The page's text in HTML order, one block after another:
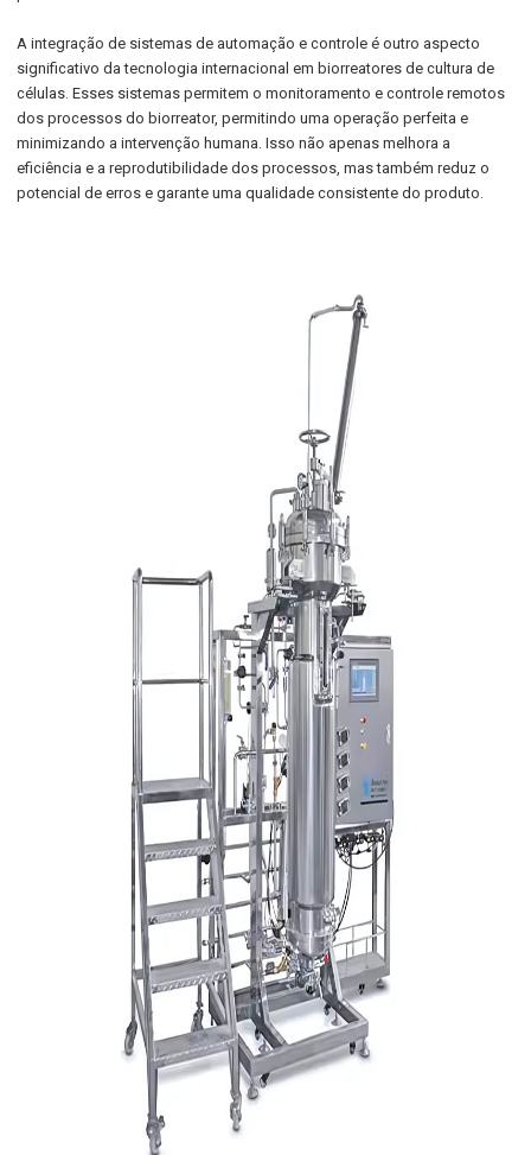
A integração de sistemas de automação e controle é outro aspecto
significativo da tecnologia internacional em biorreatores de cultura de
células. Esses sistemas permitem o monitoramento e controle remotos
dos processos do biorreator, permitindo uma operação perfeita e
minimizando a intervenção humana. Isso não apenas melhora a
eficiência e a reprodutibilidade dos processos, mas também reduz o
potencial de erros e garante uma qualidade consistente do produto.